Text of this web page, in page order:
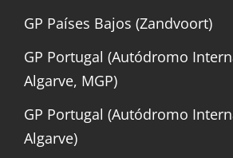
GP Países Bajos (Zandvoort)
GP Portugal (Autódromo
Algarve, MGP)
GP Portugal (Autódromo
Algarve)